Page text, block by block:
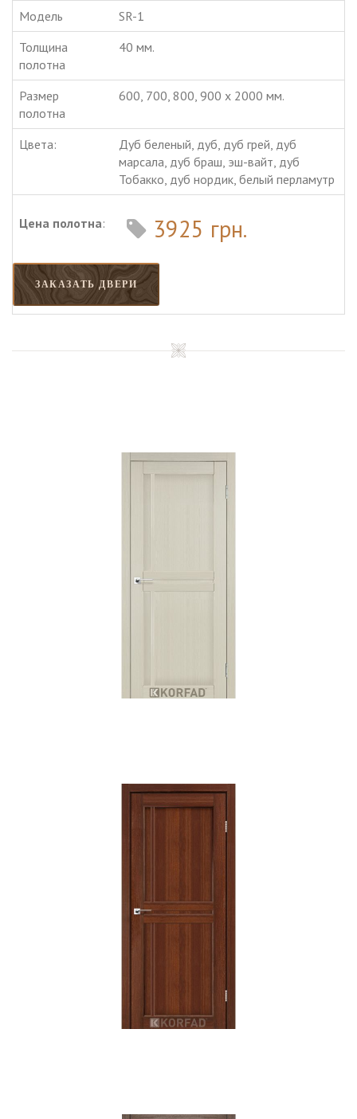
Модель
SR-1
Толщина
полотна
40 мм.
Размер
полотна
600, 700, 800, 900 х 2000 мм.
Цвета:
Дуб беленый, дуб, дуб грей, дуб
марсала, дуб браш, эш-вайт, дуб
Тобакко, дуб нордик, белый перламутр
Цена полотна: 3925 грн.
ЗАКАЗАТЬ ДВЕРИ